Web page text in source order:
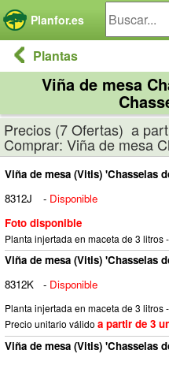
Planfor.es
Plantas
Viña de mesa
Precios (7 Ofertas) a
Comprar: Viña de mesa
Viña de mesa (Vitis) 'Chasselas
8312J
- Disponible
Foto disponible
Planta injertada en maceta de 3 litros
Viña de mesa (Vitis) 'Chasselas
8312K
- Disponible
Planta injertada en maceta de 3 litros
Precio unitario válido a partir de 3
Viña de mesa (Vitis) 'Chasselas
Panel de gestión de cookies